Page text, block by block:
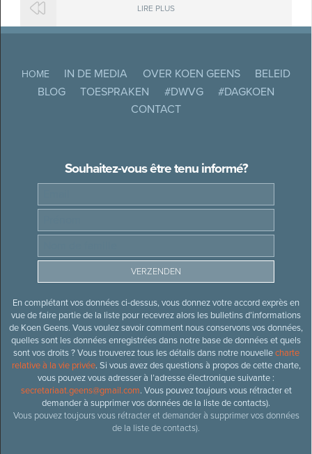
LIRE PLUS
HOME IN DE MEDIA OVER KOEN GEENS
BELEID
BLOG
TOESPRAKEN #DWVG
#DAGKOEN
CONTACT
Souhaitez-vous être tenu informé?
En complétant vos données ci-dessus, vous donnez votre accord exprès en
vue de faire partie de la liste pour recevrez alors les bulletins d’informations
de Koen Geens. Vous voulez savoir comment nous conservons vos données,
quelles sont les données enregistrées dans notre base de données et quels
sont vos droits ? Vous trouverez tous les détails dans notre nouvellecharte
relative à la vie privée. Si vous avez des questions à propos de cette charte,
vous pouvez vous adresser à l’adresse électronique suivante :
secretariaat.geens@gmail.com. Vous pouvez toujours vous rétracter et
demander à supprimer vos données de la liste de contacts).
Vous pouvez toujours vous rétracter et demander à supprimer vos données
de la liste de contacts).